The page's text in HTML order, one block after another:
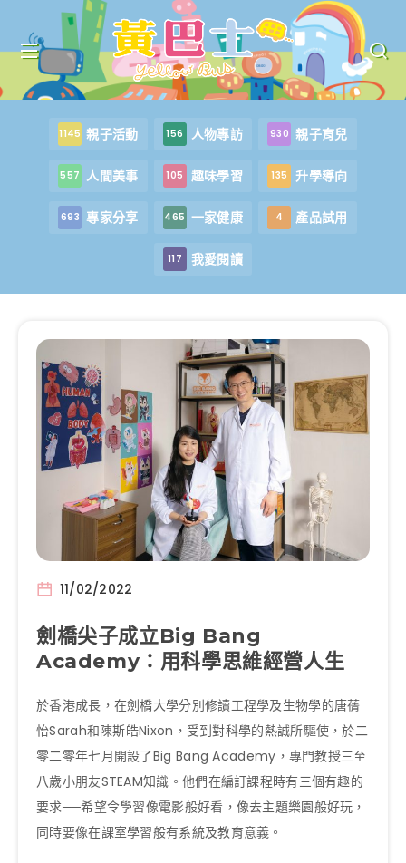
1145 親子活動 156 人物專訪 930 親子育兒
557 人間美事 105 趣味學習 135 升學導向
693 專家分享 465 一家健康 4 產品試用
117 我愛閱讀
11/02/2022
劍橋尖子成立Big Bang
Academy：用科學思維經營人生
於香港成長，在劍橋大學分別修讀工程學及生物學的唐蒨
怡Sarah和陳斯皓Nixon，受到對科學的熱誠所驅使，於二
零二零年七月開設了Big Bang Academy，專門教授三至
八歲小朋友STEAM知識。他們在編訂課程時有三個有趣的
要求──希望令學習像電影般好看，像去主題樂園般好玩，
同時要像在課室學習般有系統及教育意義。